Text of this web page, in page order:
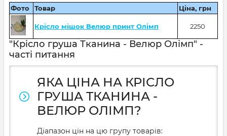
Фото Товар Ціна, грн
Крісло мішок Велюр принт Олімп 2250
"Крісло груша Тканина - Велюр Олімп" -
часті питання
ЯКА ЦІНА НА КРІСЛО
ГРУША ТКАНИНА -
ВЕЛЮР ОЛІМП?
Діапазон цін на цю групу товарів: